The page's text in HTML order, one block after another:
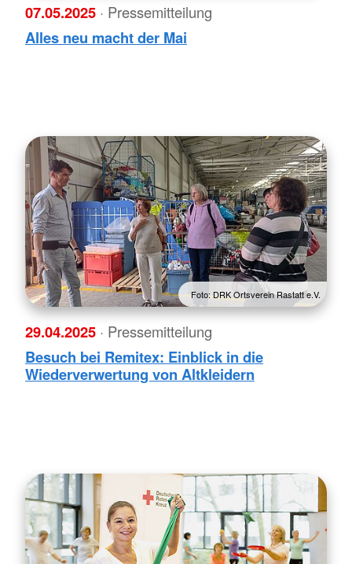
07.05.2025 · Pressemitteilung
Alles neu macht der Mai
Foto: DRK Ortsverein Rastatt e.V.
29.04.2025 · Pressemitteilung
Besuch bei Remitex: Einblick in die
Wiederverwertung von Altkleidern